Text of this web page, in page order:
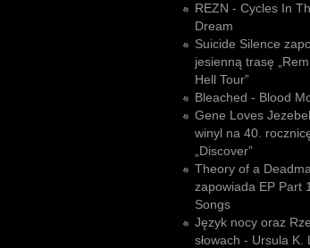
REZN - Cycles In
Dream
Suicide Silence
jesienną trasę
Hell Tour”
Bleached - Blood
Gene Loves
winyl na 40.
„Discover”
Theory of a
zapowiada EP Part
Songs
Język nocy oraz
słowach - Ursula K.